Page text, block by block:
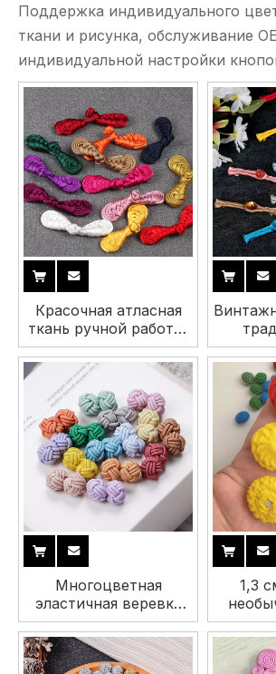
Поддержка индивидуального
ткани и рисунка, обслуживание
индивидуальной настройки
Красочная атласная
ткань ручной работы,
винтажная
традиционная
китайская пуговица с
узлом для костюма
Cheongsam Hanfu Tang
виде
Тан и
Многоцветная
эластичная веревка
ручной работы с
запонками и
пуговицами для
1,3